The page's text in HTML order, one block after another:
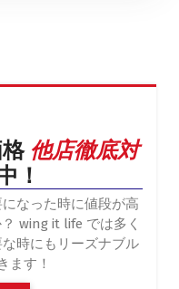
他店徹底対
！
なった時に値段が高
wing it life では多く
時にもリーズナブル
ます！